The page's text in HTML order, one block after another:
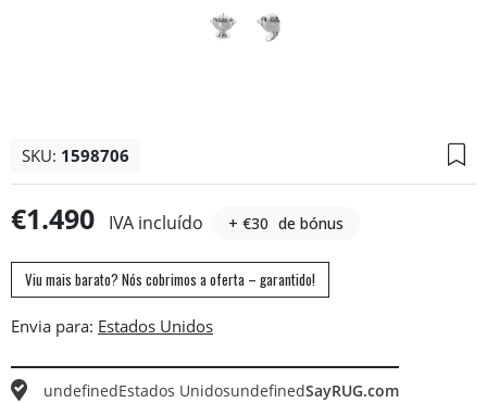
SKU: 1598706
€1.490 IVA incluído + €30 de bónus
Viu mais barato? Nós cobrimos a oferta – garantido!
Envia para:
undefinedEstados UnidosundefinedSayRUG.com